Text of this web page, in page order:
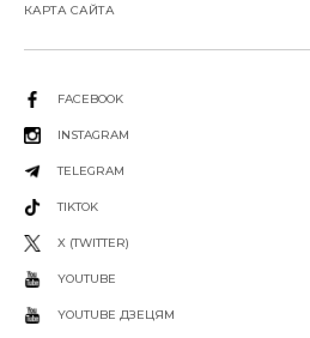
КАРТА САЙТА
FACEBOOK
INSTAGRAM
TELEGRAM
TIKTOK
X (TWITTER)
YOUTUBE
YOUTUBE ДЗЕЦЯМ